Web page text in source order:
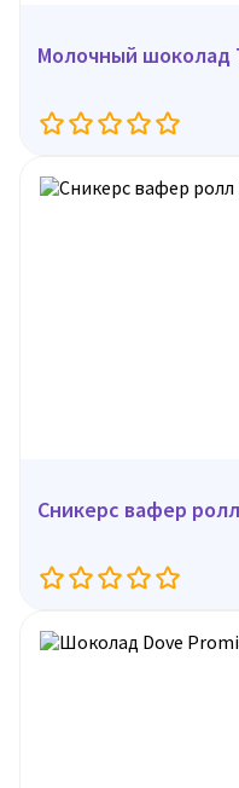
Молочный шоколад
Сникерс вафер